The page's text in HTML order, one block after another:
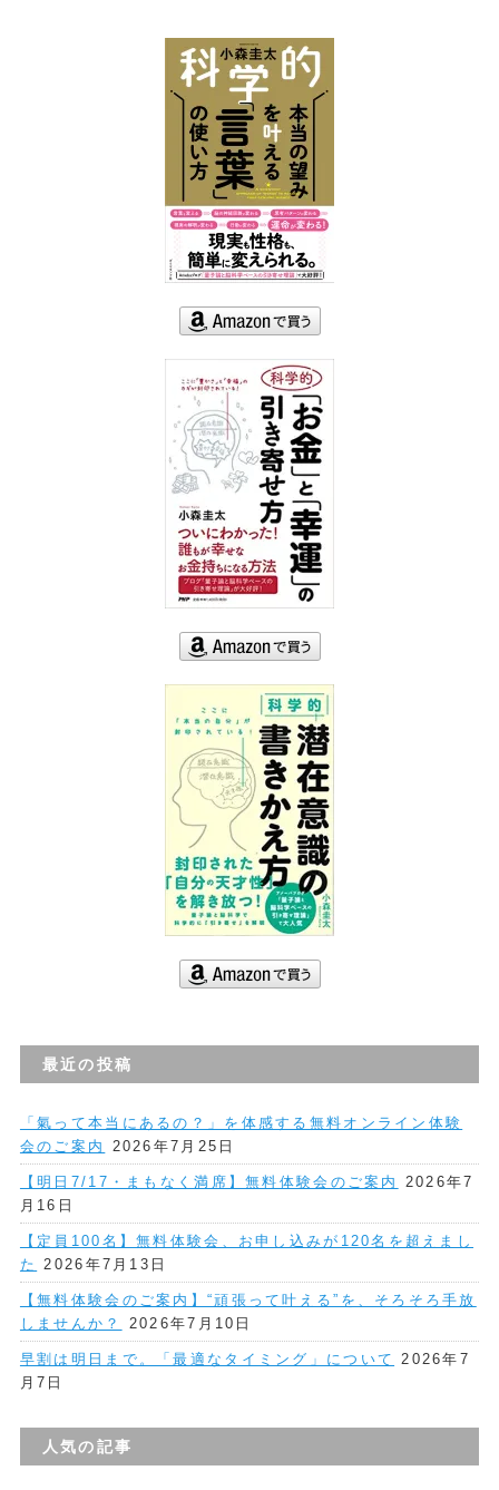
最近の投稿
「氣って本当にあるの？」を体感する無料オンライン体験
会のご案内
2026年7月25日
【明日7/17・まもなく満席】無料体験会のご案内
2026年7
月16日
【定員100名】無料体験会、お申し込みが120名を超えまし
た
2026年7月13日
【無料体験会のご案内】“頑張って叶える”を、そろそろ手放
しませんか？
2026年7月10日
早割は明日まで。「最適なタイミング」について
2026年7
月7日
人気の記事